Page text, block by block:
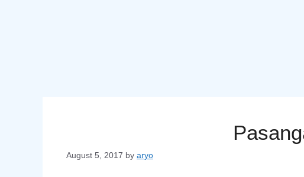
August 5, 2017 by aryo